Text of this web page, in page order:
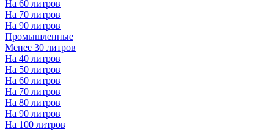
На 60 литров
На 70 литров
На 90 литров
Промышленные
Менее 30 литров
На 40 литров
На 50 литров
На 60 литров
На 70 литров
На 80 литров
На 90 литров
На 100 литров